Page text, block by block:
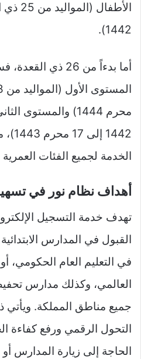
1442).
أما بدءاً من 26 ذي
1442
الخدمة لجميع الفئات
أهداف نظام نور في
تهدف خدمة التسجيل
القبول في المدارس
في التعليم العام الحكومي، أو
العالمي، وكذلك مدارس
جميع مناطق المملكة. ويأتي
التحول الرقمي ورفع كفاءة
الحاجة إلى زيارة المدارس أو